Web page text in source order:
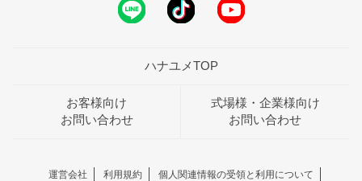
ハナユメTOP
お客様向け
お問い合わせ
式場様・企業様向け
お問い合わせ
運営会社 利用規約
個人関連情報の受領と利用について